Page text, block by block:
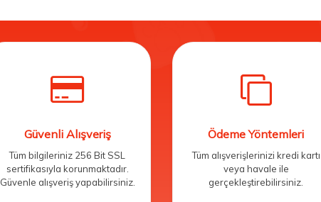
Güvenli Alışveriş
Tüm bilgileriniz 256 Bit SSL
sertifikasıyla korunmaktadır.
Güvenle alışveriş yapabilirsiniz.
Ödeme Yöntemleri
Tüm alışverişlerinizi kredi kartı
veya havale ile
gerçekleştirebilirsiniz.